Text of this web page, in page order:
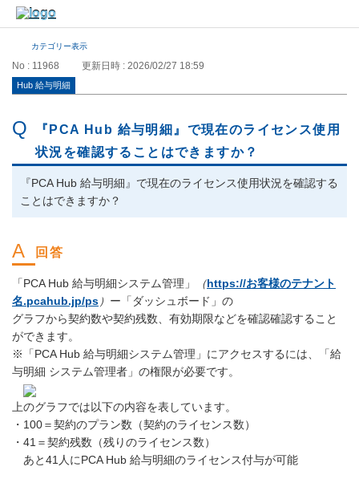
カテゴリー表示
No : 11968 更新日時 : 2026/02/27 18:59
Hub 給与明細
『PCA Hub 給与明細』で現在のライセンス使用
状況を確認することはできますか？
『PCA Hub 給与明細』で現在のライセンス使用状況を確認する
ことはできますか？
「PCA Hub 給与明細システム管理」 （https://お客様のテナント
名.pcahub.jp/ps） ー「ダッシュボード」の
グラフから契約数や契約残数、有効期限などを確認確認すること
ができます。
※「PCA Hub 給与明細システム管理」にアクセスするには、「給
与明細 システム管理者」の権限が必要です。
上のグラフでは以下の内容を表しています。
・100＝契約のプラン数（契約のライセンス数）
・41＝契約残数（残りのライセンス数）
あと41人にPCA Hub 給与明細のライセンス付与が可能